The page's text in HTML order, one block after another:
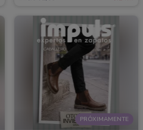
PRÓXIMAMENTE